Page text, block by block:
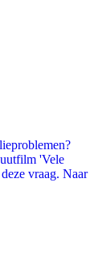
'Vele
vraag. Naar